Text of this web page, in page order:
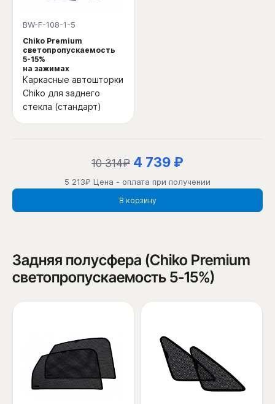
BW-F-108-1-5
Chiko Premium
светопропускаемость
5-15%
на зажимах
Каркасные автошторки
Chiko для заднего
стекла (стандарт)
10 314₽ 4 739 ₽
5 213₽ Цена - оплата при получении
В корзину
Задняя полусфера (Chiko Premium
светопропускаемость 5-15%)